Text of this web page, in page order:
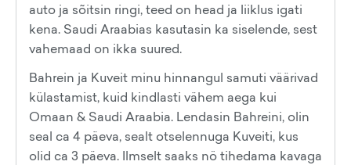
auto ja sõitsin ringi, teed on head ja liiklus igati
kena. Saudi Araabias kasutasin ka siselende, sest
vahemaad on ikka suured.
Bahrein ja Kuveit minu hinnangul samuti väärivad
külastamist, kuid kindlasti vähem aega kui
Omaan & Saudi Araabia. Lendasin Bahreini, olin
seal ca 4 päeva, sealt otselennuga Kuveiti, kus
olid ca 3 päeva. Ilmselt saaks nö tihedama kavaga